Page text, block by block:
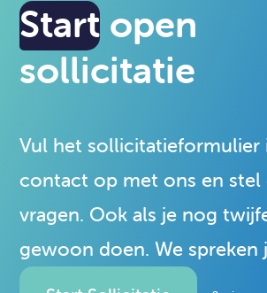
Start open
sollicitatie
Vul het sollicitatieformulier
contact op met ons en stel
vragen. Ook als je nog twijfels hebt:
gewoon doen. We spreken
vinden
Voornaam
vinden
Telefoonnummer
vinden
Email
vinden
vinden
vinden
Opmerking
vinden
Hoe ben je met ons voor
contact gekomen?
vinden